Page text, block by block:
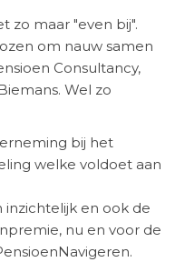
zo maar "even bij".
om nauw samen
Consultancy,
Wel zo
bij het
welke voldoet aan
en ook de
nu en voor de